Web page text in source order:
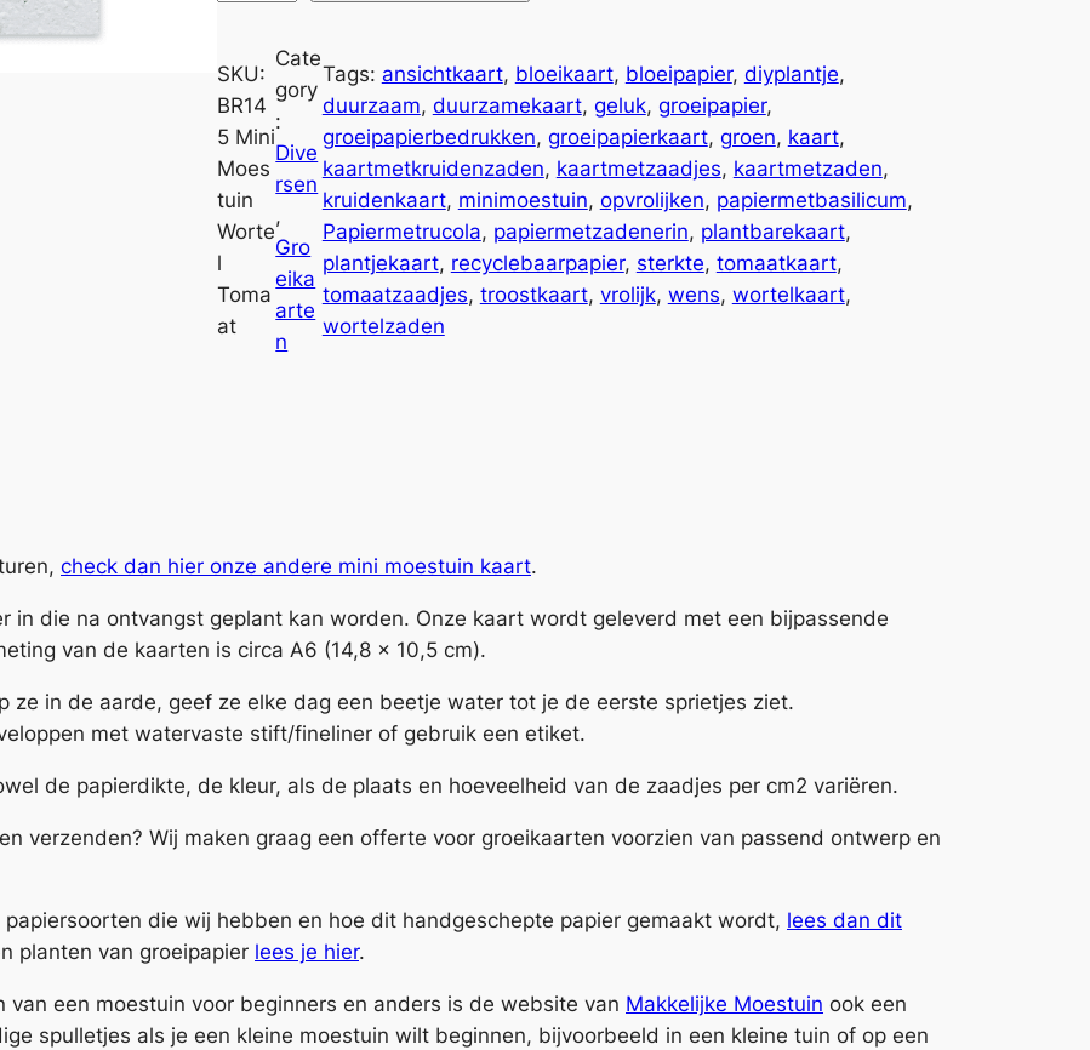
e
i
k
a
a
r
t
M
i
t
i
n
o
r
t
l
a
a
t
e
r
n
a
t
i
v
e
:
SKU:
BR14
5 Mini
Moes
tuin
Worte
l
Toma
at
Cate
gory
:
Dive
rsen
Gro
eika
arte
n
Tags: ansichtkaart, bloeikaart, bloeipapier, diyplantje
duurzaam, duurzamekaart, geluk, groeipapier
groeipapierbedrukken, groeipapierkaart, groen, kaart
kaartmetkruidenzaden, kaartmetzaadjes, kaartmetzaden
kruidenkaart, minimoestuin, opvrolijken, papiermetbasilicum
Papiermetrucola, papiermetzadenerin, plantbarekaart
plantjekaart, recyclebaarpapier, sterkte, tomaatkaart
tomaatzaadjes, troostkaart, vrolijk, wens, wortelkaart
wortelzaden
check dan hier onze andere mini moestuin kaart.
in die na ontvangst geplant kan worden. Onze kaart wordt geleverd met een bijpassende
van de kaarten is circa A6 (14,8 x 10,5 cm).
ze in de aarde, geef ze elke dag een beetje water tot je de eerste sprietjes ziet.
met watervaste stift/fineliner of gebruik een etiket.
de papierdikte, de kleur, als de plaats en hoeveelheid van de zaadjes per cm2 variëren.
verzenden? Wij maken graag een offerte voor groeikaarten voorzien van passend ontwerp en
die wij hebben en hoe dit handgeschepte papier gemaakt wordt, lees dan dit
planten van groeipapier lees je hier.
een moestuin voor beginners en anders is de website van Makkelijke Moestuin ook een
spulletjes als je een kleine moestuin wilt beginnen, bijvoorbeeld in een kleine tuin of op een